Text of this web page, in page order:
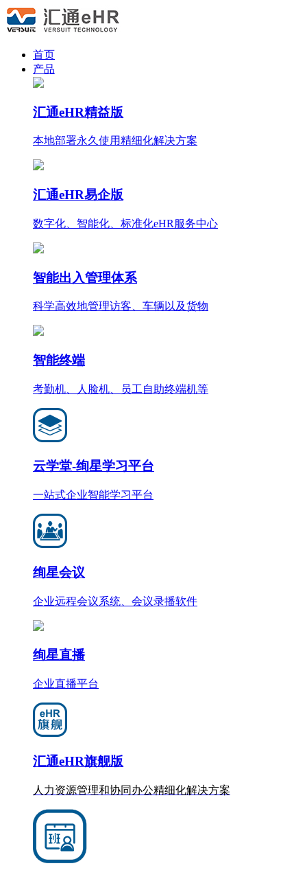
首页
产品
汇通eHR精益版
本地部署永久使用精细化解决方案
汇通eHR易企版
数字化、智能化、标准化eHR服务中心
智能出入管理体系
科学高效地管理访客、车辆以及货物
智能终端
考勤机、人脸机、员工自助终端机等
云学堂-绚星学习平台
一站式企业智能学习平台
绚星会议
企业远程会议系统、会议录播软件
绚星直播
企业直播平台
汇通eHR旗舰版
人力资源管理和协同办公精细化解决方案